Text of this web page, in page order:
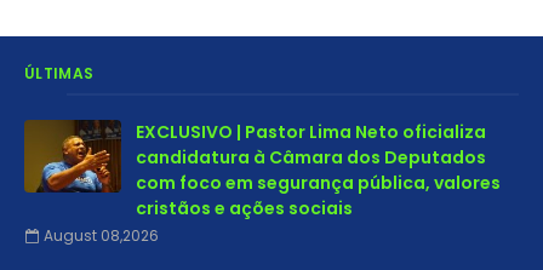
ÚLTIMAS
EXCLUSIVO | Pastor Lima Neto oficializa
candidatura à Câmara dos Deputados
com foco em segurança pública, valores
cristãos e ações sociais
August 08,2026